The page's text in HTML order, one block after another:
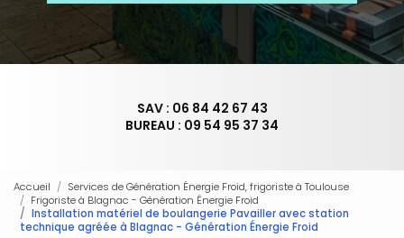
SAV : 06 84 42 67 43
BUREAU : 09 54 95 37 34
Accueil
Services de Génération Énergie Froid, frigoriste à Toulouse
Frigoriste à Blagnac - Génération Énergie Froid
Installation matériel de boulangerie Pavailler avec station
technique agréée à Blagnac - Génération Énergie Froid